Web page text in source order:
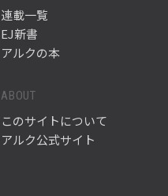
連載一覧
EJ新書
アルクの本
ABOUT
このサイトについて
アルク公式サイト